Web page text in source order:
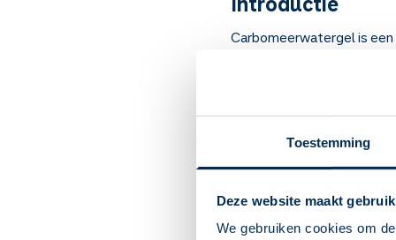
Toestemming
Deze website maakt
We gebruiken cookies om
Carbomeerwatergel is
Carbomeerwatergel
Belangrijk om
Carbomeerwatergel
Bij een geïrriteerde,